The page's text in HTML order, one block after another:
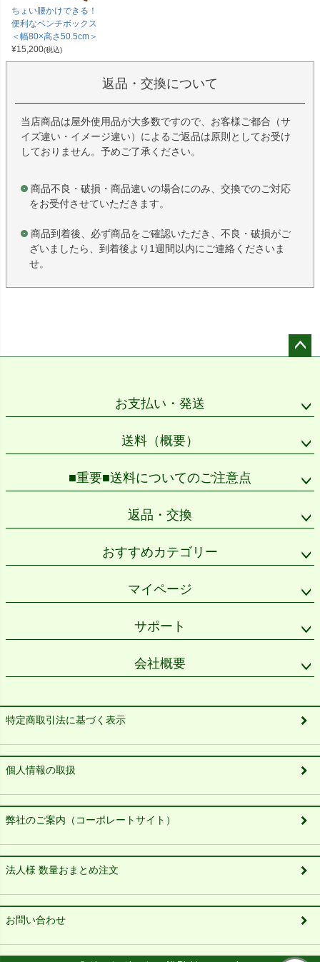
ちょい腰かけできる！
便利なベンチボックス
＜幅80×高さ50.5cm＞
¥15,200(税込)
返品・交換について
当店商品は屋外使用品が大多数ですので、お客様ご都合（サ
イズ違い・イメージ違い）によるご返品は原則としてお受け
しておりません。予めご了承ください。
商品不良・破損・商品違いの場合にのみ、交換でのご対応
をお受付させていただきます。
商品到着後、必ず商品をご確認いただき、不良・破損がご
ざいましたら、到着後より1週間以内にご連絡くださいま
せ。
お支払い・発送
送料（概要）
■重要■送料についてのご注意点
返品・交換
おすすめカテゴリー
マイページ
サポート
会社概要
特定商取引法に基づく表示
個人情報の取扱
弊社のご案内（コーポレートサイト）
法人様 数量おまとめ注文
お問い合わせ